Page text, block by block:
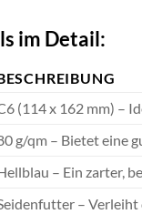
im Detail:
(114 x 162 mm) –
g/qm – Bietet eine
– Ein zarter,
– Verleiht